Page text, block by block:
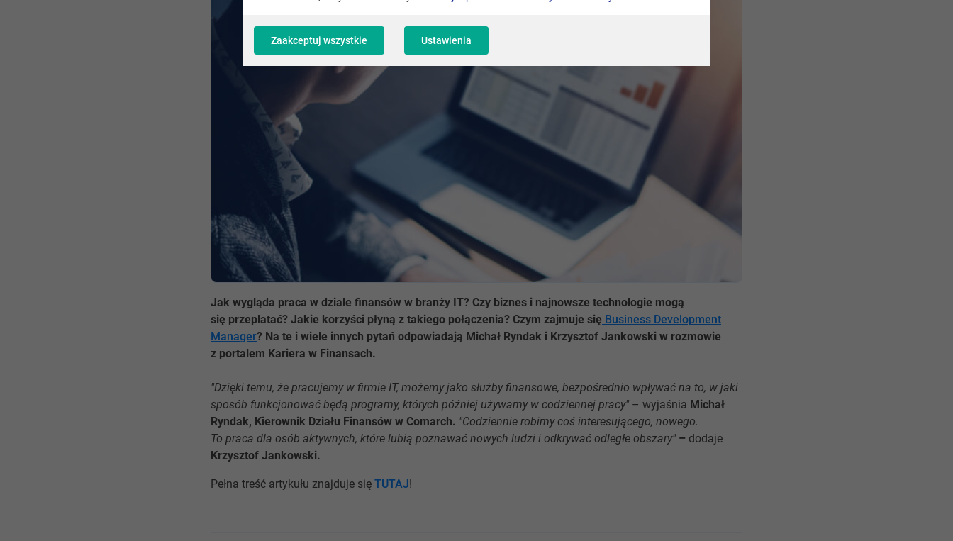
Jak wygląda praca w dziale finansów w branży IT? Czy biznes i najnowsze technologie mogą
się przeplatać? Jakie korzyści płyną z takiego połączenia? Czym zajmuje się Business Development
Manager? Na te i wiele innych pytań odpowiadają Michał Ryndak i Krzysztof Jankowski w rozmowie
z portalem Kariera w Finansach.
"Dzięki temu, że pracujemy w firmie IT, możemy jako służby finansowe, bezpośrednio wpływać na to, w jaki
sposób funkcjonować będą programy, których później używamy w codziennej pracy" – wyjaśnia Michał
Ryndak, Kierownik Działu Finansów w Comarch. "Codziennie robimy coś interesującego, nowego.
To praca dla osób aktywnych, które lubią poznawać nowych ludzi i odkrywać odległe obszary" – dodaje
Krzysztof Jankowski.
Pełna treść artykułu znajduje się TUTAJ!
Zaakceptuj wszystkie Ustawienia